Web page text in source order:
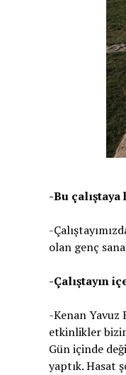
-Bu
-
olan genç
-Çalıştayın
-Kenan Yavuz
etkinlikler
Gün içinde
yaptık. Hasat